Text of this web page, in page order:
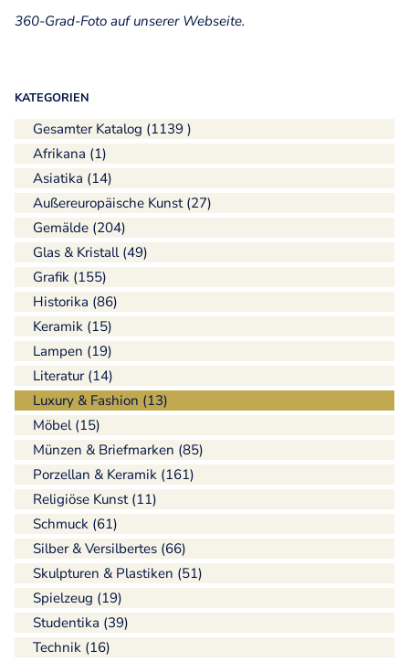
KATEGORIEN
Gesamter Katalog (1139 )
Afrikana (1)
Asiatika (14)
Außereuropäische Kunst (27)
Gemälde (204)
Glas & Kristall (49)
Grafik (155)
Historika (86)
Keramik (15)
Lampen (19)
Literatur (14)
Luxury & Fashion (13)
Möbel (15)
Münzen & Briefmarken (85)
Porzellan & Keramik (161)
Religiöse Kunst (11)
Schmuck (61)
Silber & Versilbertes (66)
Skulpturen & Plastiken (51)
Spielzeug (19)
Studentika (39)
Technik (16)
360-Grad-Foto auf unserer Webseite.